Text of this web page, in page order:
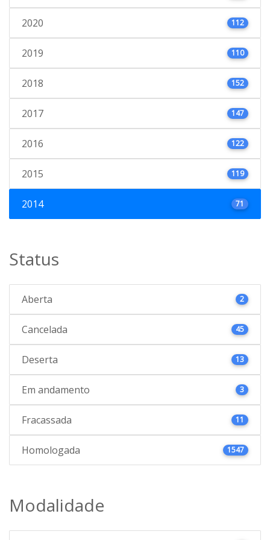
2020 112
2019 110
2018 152
2017 147
2016 122
2015 119
2014 71
Status
Aberta 2
Cancelada 45
Deserta 13
Em andamento 3
Fracassada 11
Homologada 1547
Modalidade